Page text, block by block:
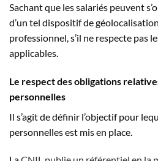
Sachant que les salariés peuvent
d’un tel dispositif de
professionnel, s’il ne respecte pas
applicables.
Le respect des obligations
personnelles
Il s’agit de définir l’objectif pour
personnelles est mis en place.